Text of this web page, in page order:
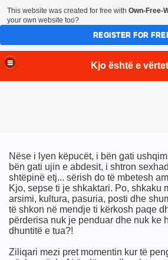
Kjo është e
Nëse i lyen këpucët, i bën gati
bën gati ujin e abdesit, i shtron
shtëpinë etj... sërish do të mbetesh
Kjo, sepse ti je shkaktari. Po, shkaku
arsimi, kultura, pasuria, posti dhe
të shkon në mendje ti kërkosh paqe
përderisa nuk je penduar dhe nuk ke
dhuntitë e tua?!
Ziliqari mezi pret momentin kur të
This website was created for free with Own-Free-
your own website too?
REGISTER FOR